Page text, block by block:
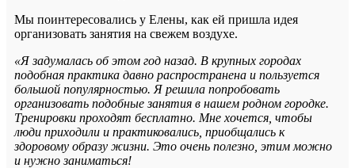
Мы поинтересовались у Елены, как ей пришла идея
организовать занятия на свежем воздухе.
«Я задумалась об этом год назад. В крупных городах
подобная практика давно распространена и пользуется
большой популярностью. Я решила попробовать
организовать подобные занятия в нашем родном городке.
Тренировки проходят бесплатно. Мне хочется, чтобы
люди приходили и практиковались, приобщались к
здоровому образу жизни. Это очень полезно, этим можно
и нужно заниматься!